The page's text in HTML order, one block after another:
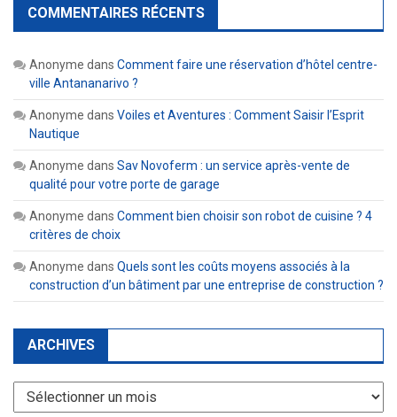
COMMENTAIRES RÉCENTS
Anonyme dans Comment faire une réservation d’hôtel centre-
ville Antananarivo ?
Anonyme dans Voiles et Aventures : Comment Saisir l’Esprit
Nautique
Anonyme dans Sav Novoferm : un service après-vente de
qualité pour votre porte de garage
Anonyme dans Comment bien choisir son robot de cuisine ? 4
critères de choix
Anonyme dans Quels sont les coûts moyens associés à la
construction d’un bâtiment par une entreprise de construction ?
ARCHIVES
Archives